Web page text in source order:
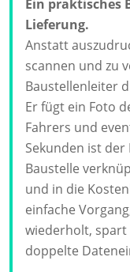
Ein praktisches
Lieferung.
Anstatt
scannen und zu
Baustellenleiter
Er fügt ein Foto
Fahrers und
Sekunden ist
Baustelle
und in die
einfache
wiederholt,
doppelte